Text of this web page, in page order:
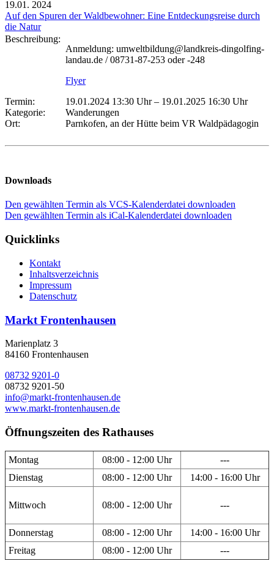
19.01. 2024
Auf den Spuren der Waldbewohner: Eine Entdeckungsreise durch
die Natur
Beschreibung:
Anmeldung: umweltbildung@landkreis-dingolfing-
landau.de / 08731-87-253 oder -248
Flyer
Termin:
19.01.2024 13:30 Uhr– 19.01.2025 16:30 Uhr
Kategorie:
Wanderungen
Ort:
Parnkofen, an der Hütte beim VR Waldpädagogin
Downloads
Den gewählten Termin als VCS-Kalenderdatei downloaden
Den gewählten Termin als iCal-Kalenderdatei downloaden
Quicklinks
Kontakt
Inhaltsverzeichnis
Impressum
Datenschutz
Markt Frontenhausen
Marienplatz 3
84160 Frontenhausen
08732 9201-0
08732 9201-50
info@markt-frontenhausen.de
www.markt-frontenhausen.de
Öffnungszeiten des Rathauses
Montag 08:00 - 12:00 Uhr
---
Dienstag
08:00 - 12:00 Uhr 14:00 - 16:00 Uhr
Mittwoch 08:00 - 12:00 Uhr ---
Donnerstag 08:00 - 12:00 Uhr
14:00 - 16:00 Uhr
Freitag
08:00 - 12:00 Uhr ---